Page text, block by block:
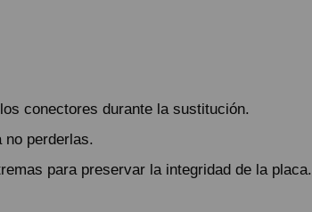
conectores durante la sustitución.
no perderlas.
para preservar la integridad de la placa.